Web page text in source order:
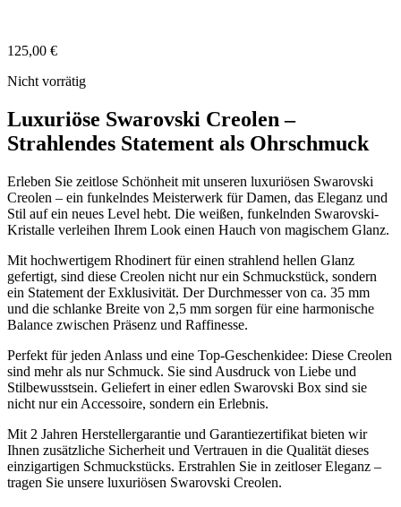
125,00 €
Nicht vorrätig
Luxuriöse Swarovski Creolen –
Strahlendes Statement als Ohrschmuck
Erleben Sie zeitlose Schönheit mit unseren luxuriösen Swarovski
Creolen – ein funkelndes Meisterwerk für Damen, das Eleganz und
Stil auf ein neues Level hebt. Die weißen, funkelnden Swarovski-
Kristalle verleihen Ihrem Look einen Hauch von magischem Glanz.
Mit hochwertigem Rhodinert für einen strahlend hellen Glanz
gefertigt, sind diese Creolen nicht nur ein Schmuckstück, sondern
ein Statement der Exklusivität. Der Durchmesser von ca. 35 mm
und die schlanke Breite von 2,5 mm sorgen für eine harmonische
Balance zwischen Präsenz und Raffinesse.
Perfekt für jeden Anlass und eine Top-Geschenkidee: Diese Creolen
sind mehr als nur Schmuck. Sie sind Ausdruck von Liebe und
Stilbewusstsein. Geliefert in einer edlen Swarovski Box sind sie
nicht nur ein Accessoire, sondern ein Erlebnis.
Mit 2 Jahren Herstellergarantie und Garantiezertifikat bieten wir
Ihnen zusätzliche Sicherheit und Vertrauen in die Qualität dieses
einzigartigen Schmuckstücks. Erstrahlen Sie in zeitloser Eleganz –
tragen Sie unsere luxuriösen Swarovski Creolen.